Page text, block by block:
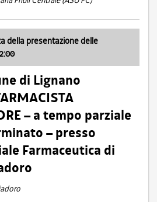
della presentazione delle
di Lignano
– a tempo parziale
– presso
Farmaceutica di